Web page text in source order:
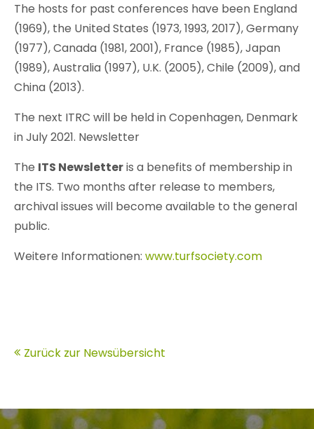
The hosts for past conferences have been England
(1969), the United States (1973, 1993, 2017), Germany
(1977), Canada (1981, 2001), France (1985), Japan
(1989), Australia (1997), U.K. (2005), Chile (2009), and
China (2013).
The next ITRC will be held in Copenhagen, Denmark
in July 2021. Newsletter
The ITS Newsletteris a benefits of membership in
the ITS. Two months after release to members,
archival issues will become available to the general
public.
Weitere Informationen: www.turfsociety.com
Zurück zur Newsübersicht